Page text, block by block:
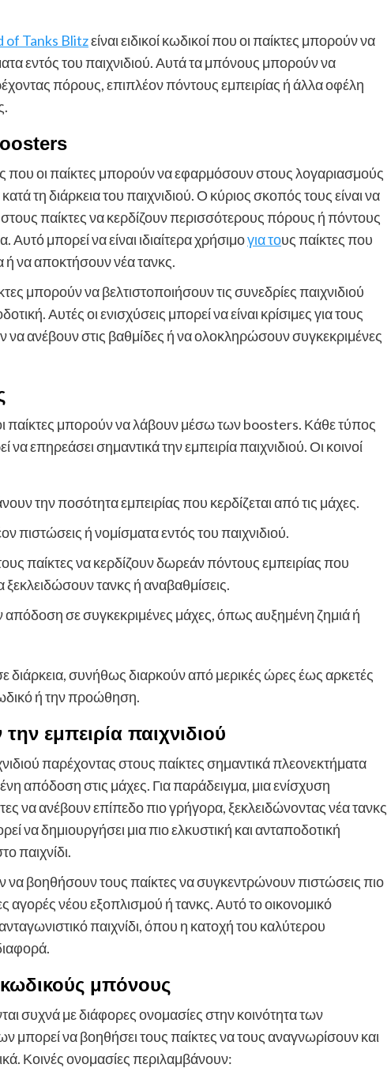
of Tanks Blitzείναι ειδικοί κωδικοί που οι παίκτες μπορούν να
εντός του παιχνιδιού. Αυτά τα μπόνους μπορούν να
πόρους, επιπλέον πόντους εμπειρίας ή άλλα οφέλη
που οι παίκτες μπορούν να εφαρμόσουν στους λογαριασμούς
τη διάρκεια του παιχνιδιού. Ο κύριος σκοπός τους είναι να
παίκτες να κερδίζουν περισσότερους πόρους ή πόντους
Αυτό μπορεί να είναι ιδιαίτερα χρήσιμογια τους παίκτες που
να αποκτήσουν νέα τανκς.
μπορούν να βελτιστοποιήσουν τις συνεδρίες παιχνιδιού
Αυτές οι ενισχύσεις μπορεί να είναι κρίσιμες για τους
να ανέβουν στις βαθμίδες ή να ολοκληρώσουν συγκεκριμένες
παίκτες μπορούν να λάβουν μέσω των boosters. Κάθε τύπος
επηρεάσει σημαντικά την εμπειρία παιχνιδιού. Οι κοινοί
την ποσότητα εμπειρίας που κερδίζεται από τις μάχες.
πιστώσεις ή νομίσματα εντός του παιχνιδιού.
παίκτες να κερδίζουν δωρεάν πόντους εμπειρίας που
τανκς ή αναβαθμίσεις.
απόδοση σε συγκεκριμένες μάχες, όπως αυξημένη ζημιά ή
διάρκεια, συνήθως διαρκούν από μερικές ώρες έως αρκετές
ή την προώθηση.
εμπειρία παιχνιδιού
παρέχοντας στους παίκτες σημαντικά πλεονεκτήματα
απόδοση στις μάχες. Για παράδειγμα, μια ενίσχυση
να ανέβουν επίπεδο πιο γρήγορα, ξεκλειδώνοντας νέα τανκς
να δημιουργήσει μια πιο ελκυστική και ανταποδοτική
παιχνίδι.
βοηθήσουν τους παίκτες να συγκεντρώνουν πιστώσεις πιο
αγορές νέου εξοπλισμού ή τανκς. Αυτό το οικονομικό
παιχνίδι, όπου η κατοχή του καλύτερου
κωδικούς μπόνους
συχνά με διάφορες ονομασίες στην κοινότητα των
μπορεί να βοηθήσει τους παίκτες να τους αναγνωρίσουν και
Κοινές ονομασίες περιλαμβάνουν: